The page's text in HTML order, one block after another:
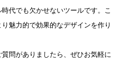
代でも欠かせないツールです。こ
魅力的で効果的なデザインを作り
問がありましたら、ぜひお気軽に